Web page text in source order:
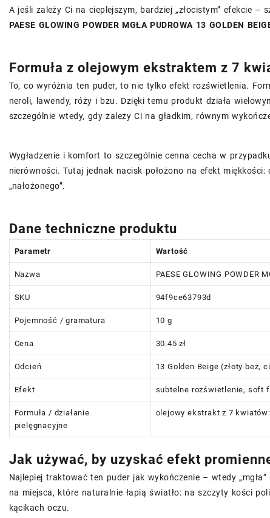
A jeśli zależy Ci na cieplejszym, bardziej „złocistym” efekcie
PAESE GLOWING POWDER MGŁA PUDROWA 13 GOLDEN
Formuła z olejowym ekstraktem z 7
To, co wyróżnia ten puder, to nie tylko efekt rozświetlenia.
neroli, lawendy, róży i bzu. Dzięki temu produkt działa
szczególnie wtedy, gdy zależy Ci na gładkim, równym
Wygładzenie i komfort to szczególnie cenna cecha w
nierówności. Tutaj jednak nacisk położono na efekt
„nałożonego”.
Dane techniczne produktu
Parametr Wartość
Nazwa PAESE GLOWING POWDER
SKU 94f9ce63793d
Pojemność / gramatura 10 g
Cena 30.45 zł
Odcień 13 Golden Beige (złoty beż,
Efekt subtelne rozświetlenie, soft
Formuła / działanie
pielęgnacyjne
olejowy ekstrakt z 7
Jak używać, by uzyskać efekt
Najlepiej traktować ten puder jak wykończenie – wtedy
na miejsca, które naturalnie łapią światło: na szczyty kości
kącikach oczu.